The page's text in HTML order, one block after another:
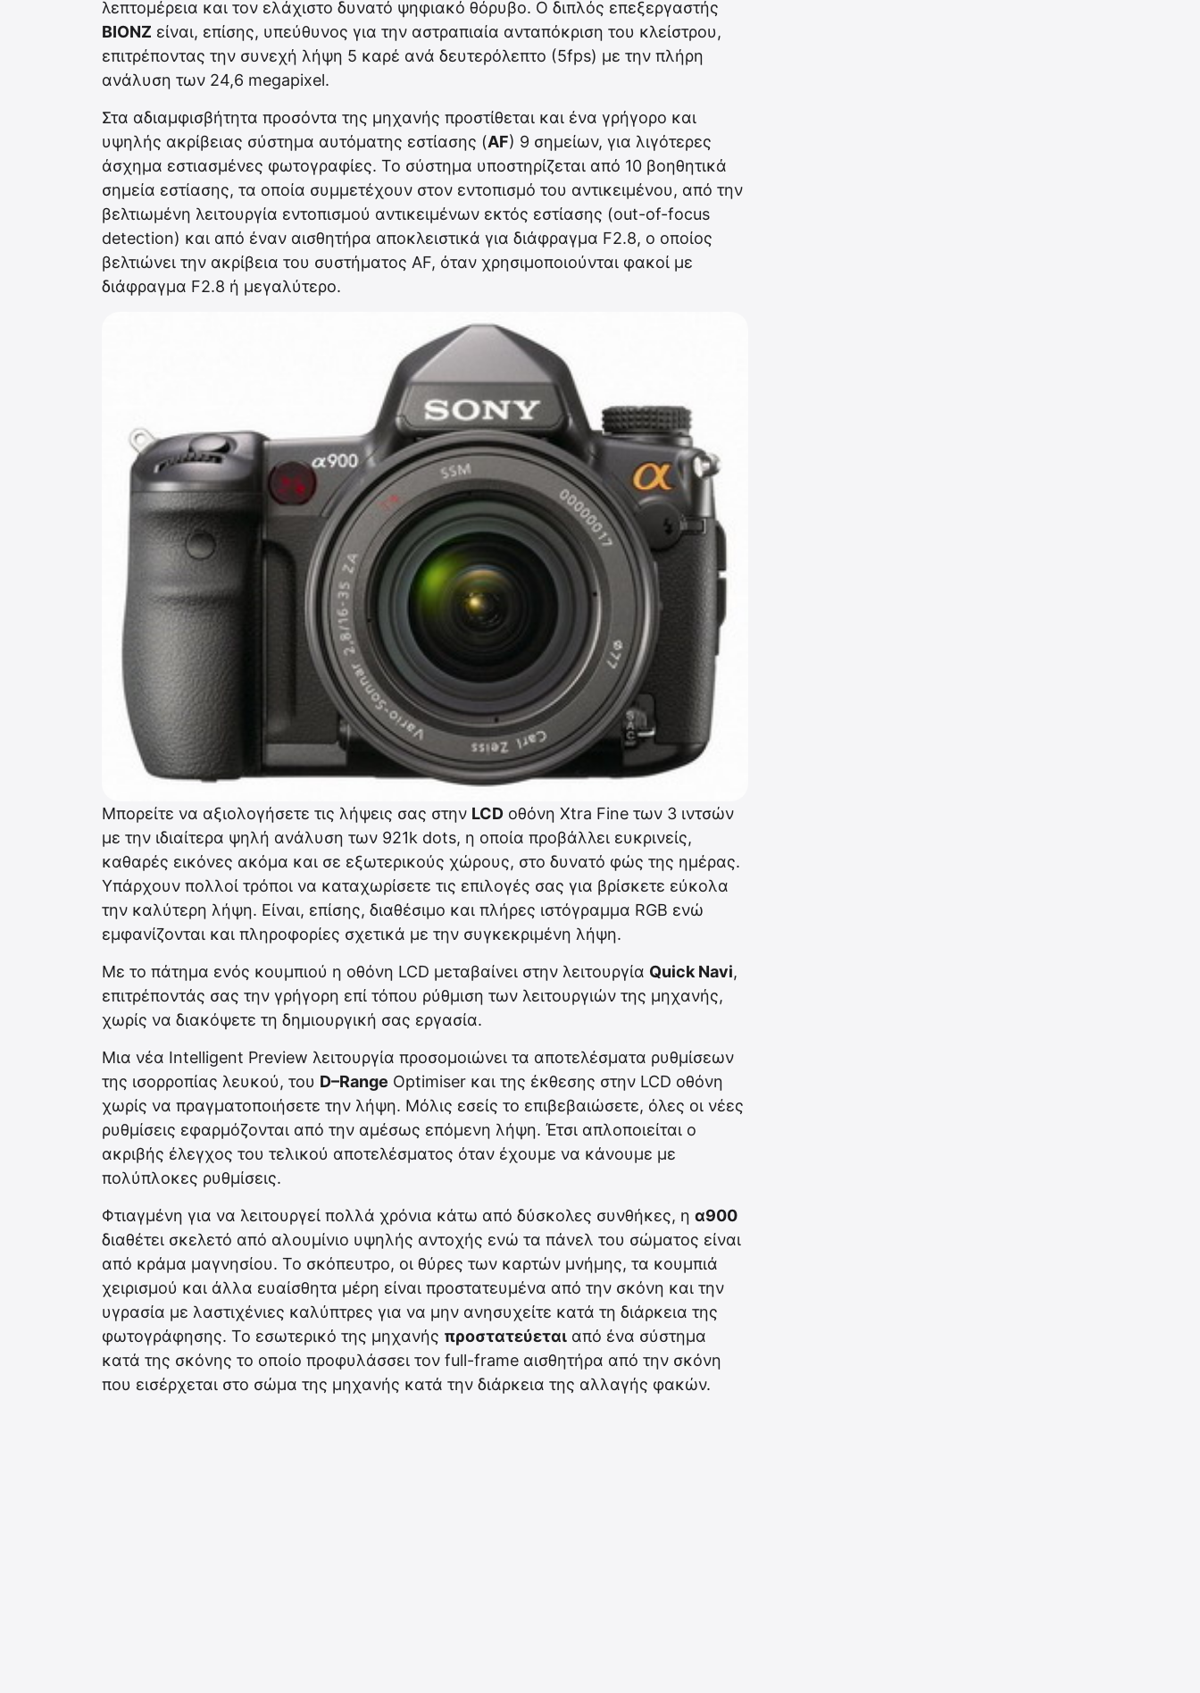
λεπτομέρεια και τον ελάχιστο δυνατό ψηφιακό θόρυβο. Ο διπλός επεξεργαστής
BIONZ είναι, επίσης, υπεύθυνος για την αστραπιαία ανταπόκριση του κλείστρου,
επιτρέποντας την συνεχή λήψη 5 καρέ ανά δευτερόλεπτο (5fps) με την πλήρη
ανάλυση των 24,6 megapixel.
Στα αδιαμφισβήτητα προσόντα της μηχανής προστίθεται και ένα γρήγορο και
υψηλής ακρίβειας σύστημα αυτόματης εστίασης (AF) 9 σημείων, για λιγότερες
άσχημα εστιασμένες φωτογραφίες. Το σύστημα υποστηρίζεται από 10 βοηθητικά
σημεία εστίασης, τα οποία συμμετέχουν στον εντοπισμό του αντικειμένου, από την
βελτιωμένη λειτουργία εντοπισμού αντικειμένων εκτός εστίασης (out-of-focus
detection) και από έναν αισθητήρα αποκλειστικά για διάφραγμα F2.8, ο οποίος
βελτιώνει την ακρίβεια του συστήματος AF, όταν χρησιμοποιούνται φακοί με
διάφραγμα F2.8 ή μεγαλύτερο.
Μπορείτε να αξιολογήσετε τις λήψεις σας στην LCD οθόνη Xtra Fine των 3 ιντσών
με την ιδιαίτερα ψηλή ανάλυση των 921k dots, η οποία προβάλλει ευκρινείς,
καθαρές εικόνες ακόμα και σε εξωτερικούς χώρους, στο δυνατό φώς της ημέρας.
Υπάρχουν πολλοί τρόποι να καταχωρίσετε τις επιλογές σας για βρίσκετε εύκολα
την καλύτερη λήψη. Είναι, επίσης, διαθέσιμο και πλήρες ιστόγραμμα RGB ενώ
εμφανίζονται και πληροφορίες σχετικά με την συγκεκριμένη λήψη.
Με το πάτημα ενός κουμπιού η οθόνη LCD μεταβαίνει στην λειτουργία Quick Navi,
επιτρέποντάς σας την γρήγορη επί τόπου ρύθμιση των λειτουργιών της μηχανής,
χωρίς να διακόψετε τη δημιουργική σας εργασία.
Μια νέα Intelligent Preview λειτουργία προσομοιώνει τα αποτελέσματα ρυθμίσεων
της ισορροπίας λευκού, του D–Range Optimiser και της έκθεσης στην LCD οθόνη
χωρίς να πραγματοποιήσετε την λήψη. Μόλις εσείς το επιβεβαιώσετε, όλες οι νέες
ρυθμίσεις εφαρμόζονται από την αμέσως επόμενη λήψη. Έτσι απλοποιείται ο
ακριβής έλεγχος του τελικού αποτελέσματος όταν έχουμε να κάνουμε με
πολύπλοκες ρυθμίσεις.
Φτιαγμένη για να λειτουργεί πολλά χρόνια κάτω από δύσκολες συνθήκες, η α900
διαθέτει σκελετό από αλουμίνιο υψηλής αντοχής ενώ τα πάνελ του σώματος είναι
από κράμα μαγνησίου. Το σκόπευτρο, οι θύρες των καρτών μνήμης, τα κουμπιά
χειρισμού και άλλα ευαίσθητα μέρη είναι προστατευμένα από την σκόνη και την
υγρασία με λαστιχένιες καλύπτρες για να μην ανησυχείτε κατά τη διάρκεια της
φωτογράφησης. Το εσωτερικό της μηχανής προστατεύεται από ένα σύστημα
κατά της σκόνης το οποίο προφυλάσσει τον full-frame αισθητήρα από την σκόνη
που εισέρχεται στο σώμα της μηχανής κατά την διάρκεια της αλλαγής φακών.